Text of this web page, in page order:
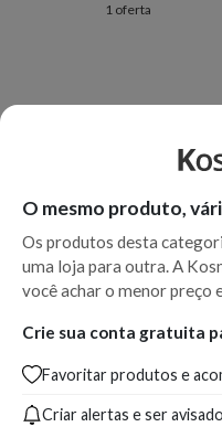
1 oferta
Apenas uma loja disponível
Shampoo Joico Defy
1000ml
A partir de:
O mesmo produto,
Os produtos desta
uma loja para outra. A
você achar o menor preço
Crie sua conta gratuita
Favoritar produtos e
Criar alertas e ser